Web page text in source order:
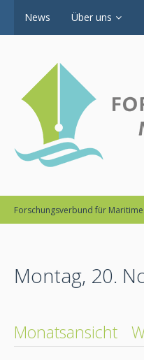
News Über uns
Forschungsverbund für
Montag, 20.
Monatsansicht